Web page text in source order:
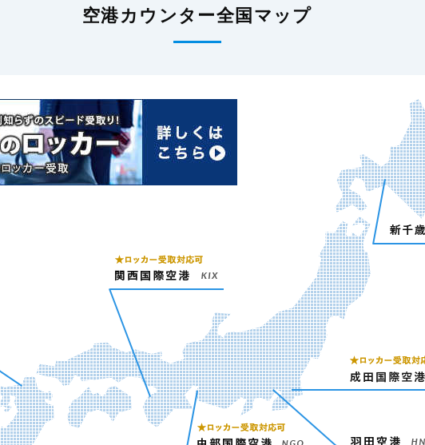
空港カウンター全国マップ